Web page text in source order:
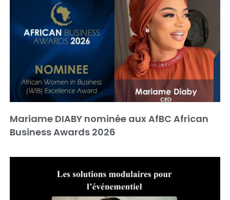
Mariame DIABY nominée aux AfBC African
Business Awards 2026